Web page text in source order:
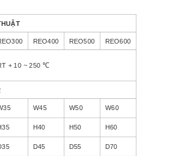
REO400 REO500 REO600
+ 10 ~ 250 ℃
W45 W50 W60
H40 H50 H60
D45 D55 D70